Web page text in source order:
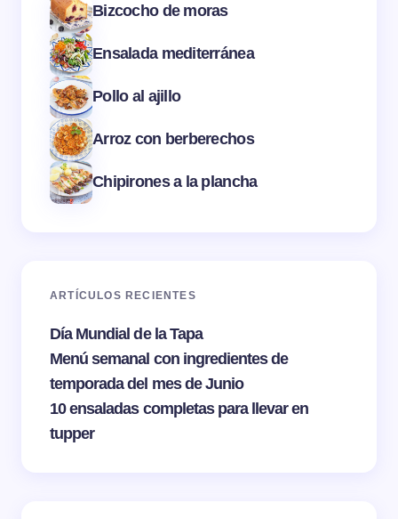
Bizcocho de moras
Ensalada mediterránea
Pollo al ajillo
Arroz con berberechos
Chipirones a la plancha
ARTÍCULOS RECIENTES
Día Mundial de la Tapa
Menú semanal con ingredientes de
temporada del mes de Junio
10 ensaladas completas para llevar en
tupper